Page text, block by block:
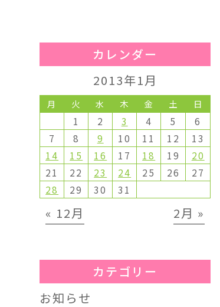
カレンダー
2013年1月
月 火 水 木 金 土 日
1 2 3 4 5
6
7
8 9 10 11 12
13
14
15 16 17 18 19
20
21
22 23 24 25 26
27
28
29 30 31
« 12月 2月 »
カテゴリー
お知らせ